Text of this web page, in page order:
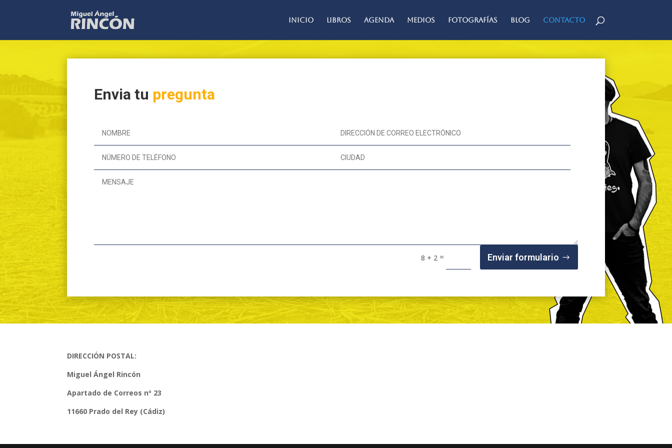
Inicio Libros Agenda Medios Fotografías Blog Contacto
Envia tu pregunta
8 + 2 = Enviar formulario
DIRECCIÓN POSTAL:
Miguel Ángel Rincón
Apartado de Correos nº 23
11660 Prado del Rey (Cádiz)